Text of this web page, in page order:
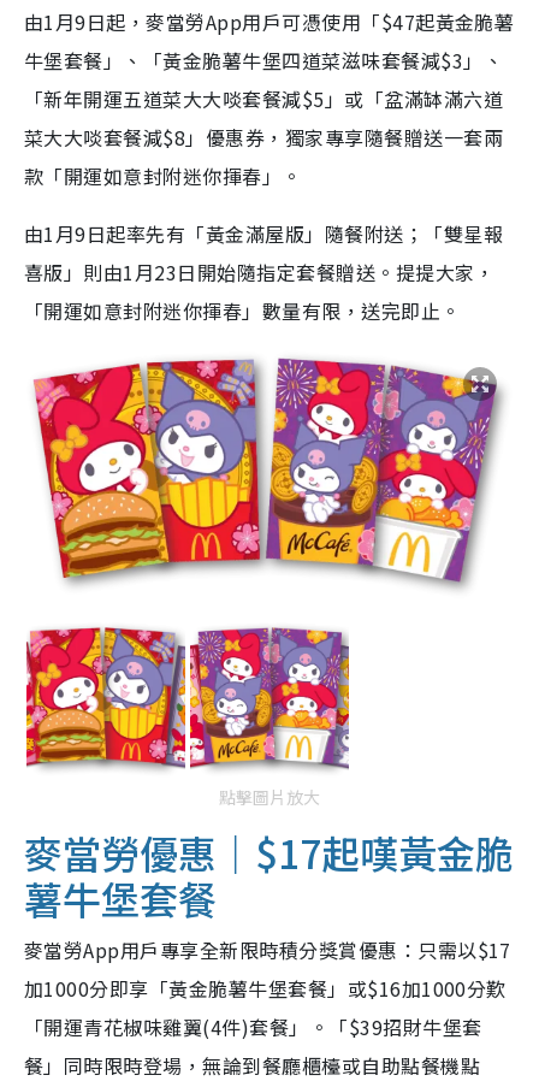
由1月9日起，麥當勞App用戶可憑使用「$47起黃金脆薯
牛堡套餐」、「黃金脆薯牛堡四道菜滋味套餐減$3」、
「新年開運五道菜大大啖套餐減$5」或「盆滿缽滿六道
菜大大啖套餐減$8」優惠券，獨家專享隨餐贈送一套兩
款「開運如意封附迷你揮春」。
由1月9日起率先有「黃金滿屋版」隨餐附送；「雙星報
喜版」則由1月23日開始隨指定套餐贈送。提提大家，
「開運如意封附迷你揮春」數量有限，送完即止。
點擊圖片放大
麥當勞優惠｜$17起嘆黃金脆
薯牛堡套餐
麥當勞App用戶專享全新限時積分獎賞優惠：只需以$17
加1000分即享「黃金脆薯牛堡套餐」或$16加1000分歎
「開運青花椒味雞翼(4件)套餐」。「$39招財牛堡套
餐」同時限時登場，無論到餐廳櫃檯或自助點餐機點